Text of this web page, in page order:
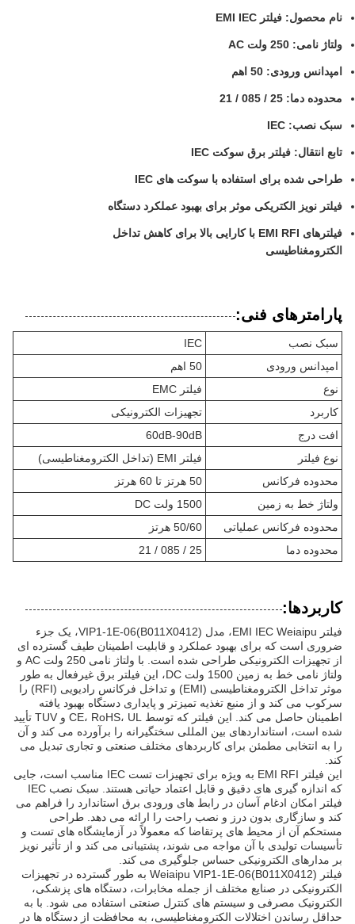
نام محصول: فیلتر EMI IEC
ولتاژ نامی: 250 ولت AC
امپدانس ورودی: 50 اهم
محدوده دما: 25 / 085 / 21
سبک نصب: IEC
تابع انتقال: فیلتر برق سوکت IEC
طراحی شده برای استفاده با سوکت های IEC
فیلتر نویز الکتریکی موثر برای بهبود عملکرد دستگاه
فیلترهای EMI RFI با کارایی بالا برای کاهش تداخل
الکترومغناطیسی
پارامترهای فنی:
سبک نصب
IEC
امپدانس ورودی
50 اهم
نوع
فیلتر EMC
کاربرد
تجهیزات الکترونیکی
افت درج
60dB-90dB
نوع فیلتر
فیلتر EMI (تداخل الکترومغناطیسی)
محدوده فرکانس
50 هرتز تا 60 هرتز
ولتاژ خط به زمین
1500 ولت DC
محدوده فرکانس عملیاتی
50/60 هرتز
محدوده دما
25 / 085 / 21
کاربردها:
فیلتر EMI IEC Weiaipu، مدل VIP1-1E-06(B011X0412)، یک جزء
ضروری است که برای بهبود عملکرد و قابلیت اطمینان طیف گسترده ای
از تجهیزات الکترونیکی طراحی شده است. با ولتاژ نامی 250 ولت AC و
ولتاژ نامی خط به زمین 1500 ولت DC، این فیلتر برق غیرفعال به طور
موثر تداخل الکترومغناطیسی (EMI) و تداخل فرکانس رادیویی (RFI) را
سرکوب می کند و از منبع تغذیه تمیزتر و پایداری دستگاه بهبود یافته
اطمینان حاصل می کند. این فیلتر که توسط CE، RoHS، UL و TUV تأیید
شده است، استانداردهای بین المللی سختگیرانه را برآورده می کند و آن
را به انتخابی مطمئن برای کاربردهای مختلف صنعتی و تجاری تبدیل می
کند.
این فیلتر EMI RFI به ویژه برای تجهیزات تست IEC مناسب است، جایی
که اندازه گیری های دقیق و قابل اعتماد حیاتی هستند. سبک نصب IEC
فیلتر امکان ادغام آسان در رابط های ورودی برق استاندارد را فراهم می
کند و سازگاری بدون درز و نصب راحت را ارائه می دهد. طراحی
مستحکم آن از محیط های پرتقاضا که معمولاً در آزمایشگاه های تست و
تأسیسات تولیدی با آن مواجه می شوند، پشتیبانی می کند و از تأثیر نویز
بر مدارهای الکترونیکی حساس جلوگیری می کند.
فیلتر Weiaipu VIP1-1E-06(B011X0412) به طور گسترده در تجهیزات
الکترونیکی در صنایع مختلف از جمله مخابرات، دستگاه های پزشکی،
الکترونیک مصرفی و سیستم های کنترل صنعتی استفاده می شود. با به
حداقل رساندن اختلالات الکترومغناطیسی، به محافظت از دستگاه ها در